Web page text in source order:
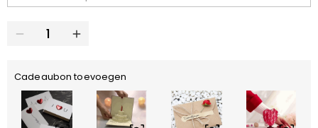
Cadeaubon toevoegen